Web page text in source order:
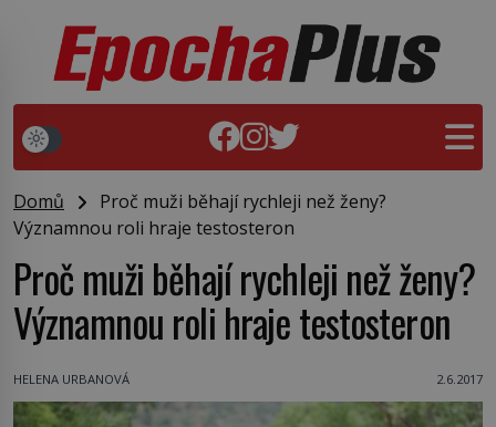
Domů
Proč muži běhají rychleji než ženy?
Významnou roli hraje testosteron
Proč muži běhají rychleji než ženy?
Významnou roli hraje testosteron
HELENA URBANOVÁ 2.6.2017